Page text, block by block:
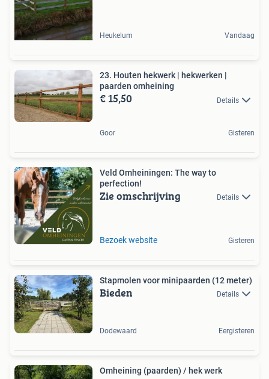
Heukelum Vandaag
23. Houten hekwerk | hekwerken |
paarden omheining
€ 15,50 Details
Goor Gisteren
Veld Omheiningen: The way to
perfection!
Zie omschrijving Details
Bezoek website Gisteren
Stapmolen voor minipaarden (12 meter)
Bieden Details
Dodewaard Eergisteren
Omheining (paarden) / hek werk